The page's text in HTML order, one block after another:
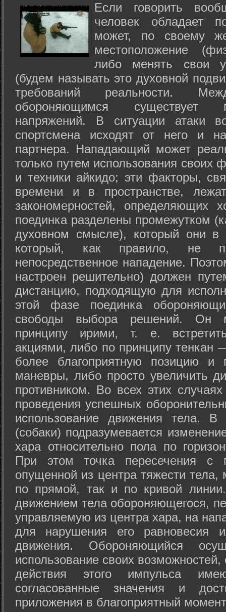
Если говорить
человек обладает
может, по своему
местоположение
либо менять свои
(будем называть это духовной
требований реальности.
обороняющимся существует
напряжений. В ситуации атаки
спортсмена исходят от него и
партнера. Нападающий может
только путем использования своих
и техники айкидо; эти факторы,
времени и в пространстве,
закономерностей, определяющих
поединка разделены промежутком
духовном смысле), который они в
который, как правило, не
непосредственное нападение.
настроен решительно) должен
дистанцию, подходящую для
этой фазе поединка
свободы выбора решений. Он
принципу ирими, т. е.
акциями, либо по принципу тенкан
более благоприятную позицию и
маневры, либо просто увеличить
противником. Во всех этих
проведения успешных
использование движения тела.
(собаки) подразумевается
хара относительно пола по
При этом точка пересечения с
опущенной из центра тяжести
по прямой, так и по кривой
движением тела обороняющегося,
управляемую из центра хара, на
для нарушения его равновесия
движения. Обороняющийся
использование своих
действия этого импульса
согласованные значения и
приложения в благоприятный